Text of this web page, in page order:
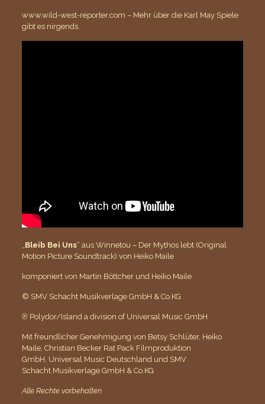
www.wild-west-reporter.com – Mehr über die Karl May Spiele
gibt es nirgends.
Bleib Bei Uns“ aus Winnetou – Der Mythos lebt (Original
Motion Picture Soundtrack) von Heiko Maile
komponiert von Martin Böttcher und Heiko Maile
© SMV Schacht Musikverlage GmbH & Co.KG
℗ Polydor/Island a division of Universal Music GmbH
Mit freundlicher Genehmigung von Betsy Schlüter, Heiko
Maile, Christian Becker Rat Pack Filmproduktion
GmbH, Universal Music Deutschland und SMV
Schacht Musikverlage GmbH & Co.KG
Alle Rechte vorbehalten